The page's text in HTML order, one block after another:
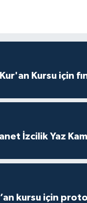
Kursu için
İzcilik Yaz
kursu için